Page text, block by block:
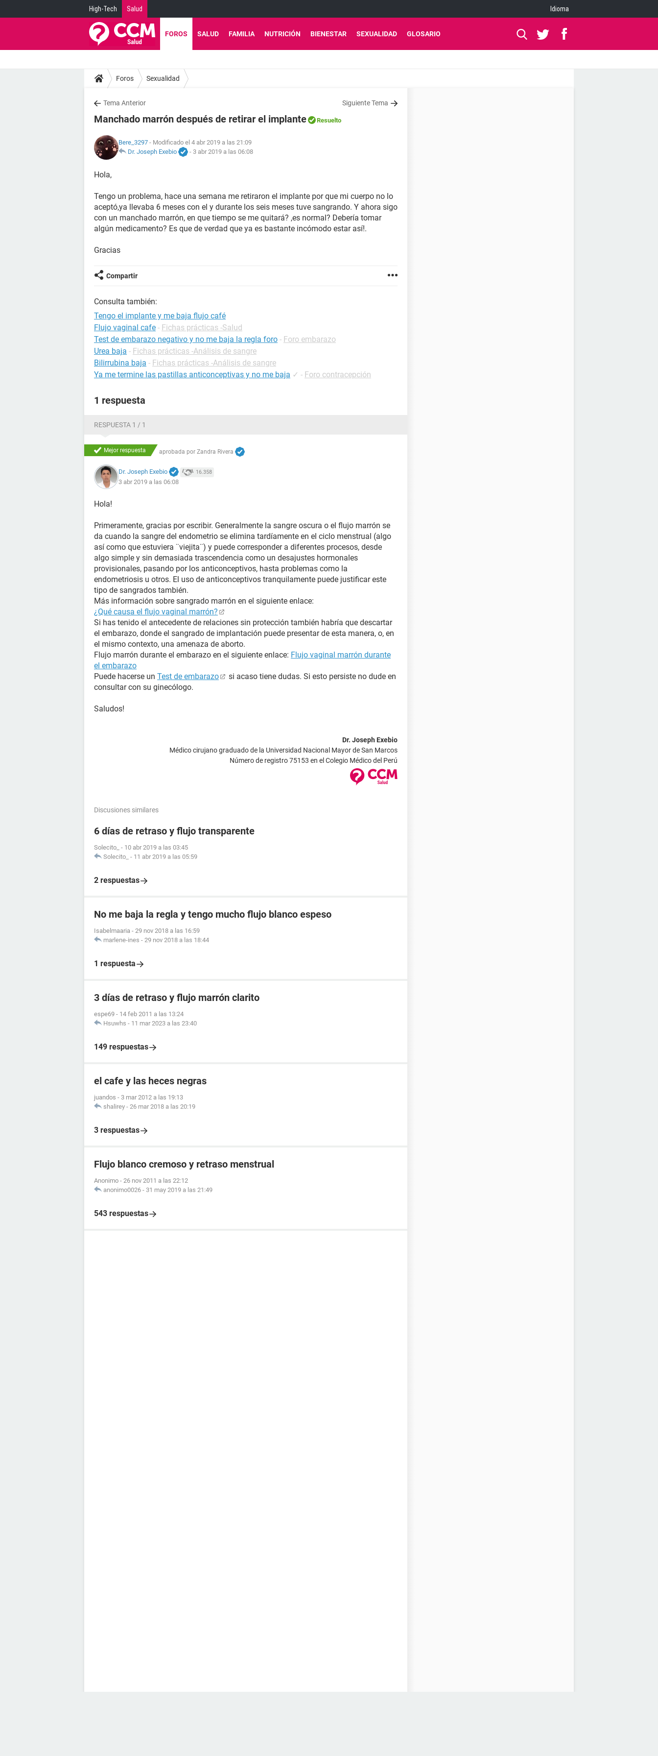
High-Tech Salud Idioma
FOROS SALUD FAMILIA NUTRICIÓN BIENESTAR SEXUALIDAD GLOSARIO
Foros Sexualidad
Tema Anterior Siguiente Tema
Manchado marrón después de retirar el implante Resuelto
Bere_3297 - Modificado el 4 abr 2019 a las 21:09
Dr. Joseph Exebio
- 3 abr 2019 a las 06:08
Hola,
Tengo un problema, hace una semana me retiraron el implante por que mi cuerpo no lo
aceptó,ya llevaba 6 meses con el y durante los seis meses tuve sangrando. Y ahora sigo
con un manchado marrón, en que tiempo se me quitará? ,es normal? Debería tomar
algún medicamento? Es que de verdad que ya es bastante incómodo estar así!.
Gracias
Compartir
Consulta también:
Tengo el implante y me baja flujo café
Flujo vaginal cafe - Fichas prácticas -Salud
Test de embarazo negativo y no me baja la regla foro - Foro embarazo
Urea baja - Fichas prácticas -Análisis de sangre
Bilirrubina baja - Fichas prácticas -Análisis de sangre
Ya me termine las pastillas anticonceptivas y no me baja ✓ - Foro contracepción
1 respuesta
RESPUESTA 1 / 1
Mejor respuesta aprobada por Zandra Rivera
Dr. Joseph Exebio 16.358
3 abr 2019 a las 06:08
Hola!
Primeramente, gracias por escribir. Generalmente la sangre oscura o el flujo marrón se
da cuando la sangre del endometrio se elimina tardíamente en el ciclo menstrual (algo
así como que estuviera ¨viejita¨) y puede corresponder a diferentes procesos, desde
algo simple y sin demasiada trascendencia como un desajustes hormonales
provisionales, pasando por los anticonceptivos, hasta problemas como la
endometriosis u otros. El uso de anticonceptivos tranquilamente puede justificar este
tipo de sangrados también.
Más información sobre sangrado marrón en el siguiente enlace:
¿Qué causa el flujo vaginal marrón?
Si has tenido el antecedente de relaciones sin protección también habría que descartar
el embarazo, donde el sangrado de implantación puede presentar de esta manera, o, en
el mismo contexto, una amenaza de aborto.
Flujo marrón durante el embarazo en el siguiente enlace: Flujo vaginal marrón durante
el embarazo
Puede hacerse un Test de embarazo
si acaso tiene dudas. Si esto persiste no dude en
consultar con su ginecólogo.
Saludos!
Dr. Joseph Exebio
Médico cirujano graduado de la Universidad Nacional Mayor de San Marcos
Número de registro 75153 en el Colegio Médico del Perú
Discusiones similares
6 días de retraso y flujo transparente
Solecito_ - 10 abr 2019 a las 03:45
Solecito_ - 11 abr 2019 a las 05:59
2 respuestas
No me baja la regla y tengo mucho flujo blanco espeso
Isabelmaaria - 29 nov 2018 a las 16:59
marlene-ines - 29 nov 2018 a las 18:44
1 respuesta
3 días de retraso y flujo marrón clarito
espe69 - 14 feb 2011 a las 13:24
Hsuwhs - 11 mar 2023 a las 23:40
149 respuestas
el cafe y las heces negras
juandos - 3 mar 2012 a las 19:13
shalirey - 26 mar 2018 a las 20:19
3 respuestas
Flujo blanco cremoso y retraso menstrual
Anonimo - 26 nov 2011 a las 22:12
anonimo0026 - 31 may 2019 a las 21:49
543 respuestas